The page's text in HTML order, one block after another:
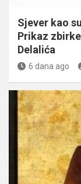
Sjever kao
Prikaz
Delalića
6 dana ago